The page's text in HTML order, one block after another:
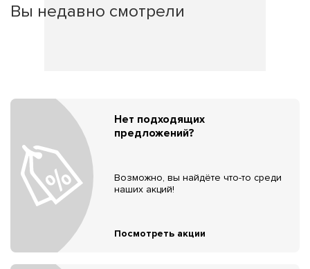
Вы недавно смотрели
Нет подходящих
предложений?
Возможно, вы найдёте что-то среди
наших акций!
Посмотреть акции